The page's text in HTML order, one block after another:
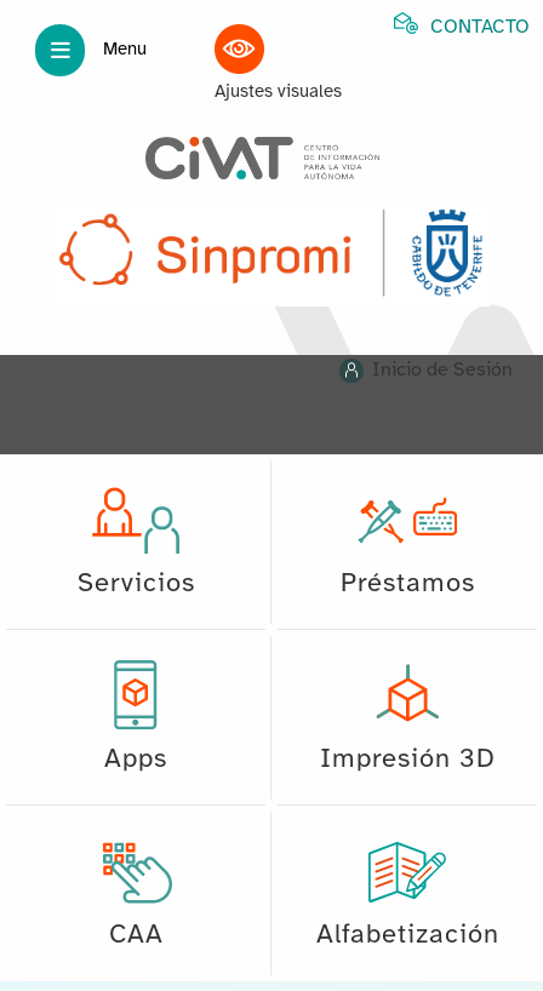
Menu
Ajustes visuales
CONTACTO
Inicio de Sesión
Servicios Préstamos
Apps Impresión 3D
CAA Alfabetización